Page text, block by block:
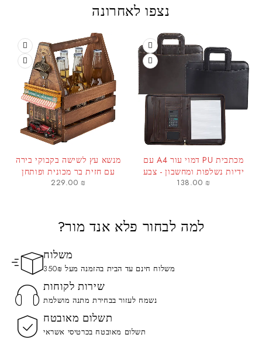
נצפו לאחרונה
מכתבית PU דמוי עור A4 עם
ידיות נשלפות ומחשבון - צבע
חום
138.00₪
מנשא עץ לשישה בקבוקי בירה
עם חזית בר מכונית ופותחן
229.00₪
למה לבחור פלא אנד מור?
משלוח
משלוח חינם עד הבית בהזמנה מעל 350₪
שירות לקוחות
נשמח לעזור בבחירת מתנה מושלמת
תשלום מאובטח
תשלום מאובטח בכרטיסי אשראי